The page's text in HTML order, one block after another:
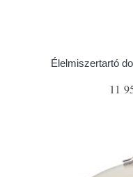
Élelmiszertartó
11